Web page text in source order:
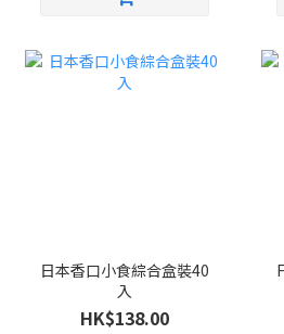
日本香口小食綜合盒裝40
入
HK$138.00